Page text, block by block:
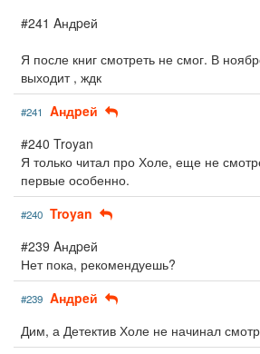
#241 Aндpeй
Я после книг смотреть не смог. В
выходит , ждк
#241 Aндpeй
#240 Troyan
Я только читал про Холе, еще не
первые особенно.
#240 Troyan
#239 Aндpeй
Нет пока, рекомендуешь?
#239 Aндpeй
Дим, а Детектив Холе не начинал